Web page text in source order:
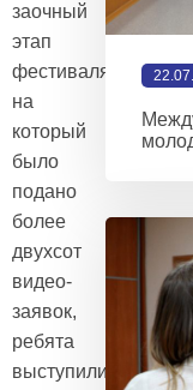
заочный
этап
фестиваля,
на
который
было
подано
более
двухсот
видео-
заявок,
ребята
выступили